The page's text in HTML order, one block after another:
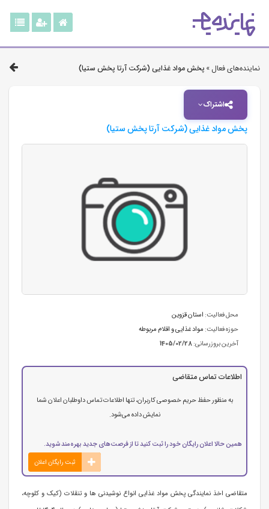
نماینده‌های فعال » پخش مواد غذایی (شرکت آرتا پخش ستیا)
اشتراک
پخش مواد غذایی (شرکت آرتا پخش ستیا)
محل فعالیت: استان قزوین
حوزه فعالیت: مواد غذایی و اقلام مربوطه
آخرین بروزرسانی:1405/02/28
اطلاعات تماس متقاضی
به منظور حفظ حریم خصوصی کاربران، تنها اطلاعات تماس داوطلبان اعلان شما
نمایش داده می‌شود.
همین حالا اعلان رایگان خود را ثبت کنید تا از فرصت‌های جدید بهره‌مند شوید.
ثبت رایگان اعلان
متقاضی اخذ نمایندگی پخش مواد غذایی انواع نوشیدنی ها و تنقلات (کیک و کلوچه،